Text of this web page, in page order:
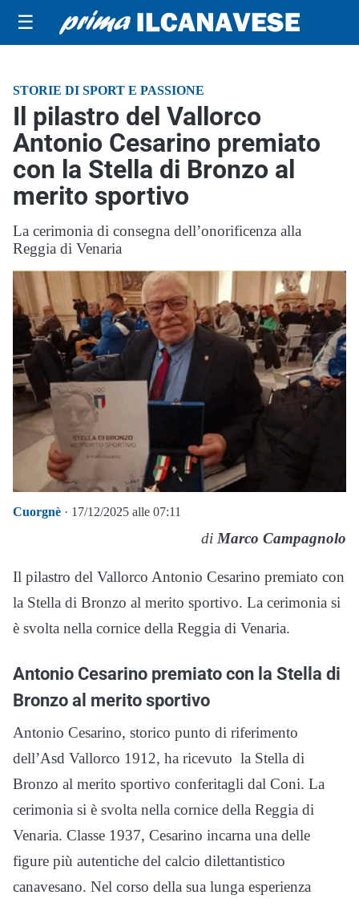
☰
STORIE DI SPORT E PASSIONE
Il pilastro del Vallorco
Antonio Cesarino premiato
con la Stella di Bronzo al
merito sportivo
La cerimonia di consegna dell’onorificenza alla
Reggia di Venaria
Cuorgnè · 17/12/2025 alle 07:11
diMarco Campagnolo
Il pilastro del Vallorco Antonio Cesarino premiato con
la Stella di Bronzo al merito sportivo. La cerimonia si
è svolta nella cornice della Reggia di Venaria.
Antonio Cesarino premiato con la Stella di
Bronzo al merito sportivo
Antonio Cesarino, storico punto di riferimento
dell’Asd Vallorco 1912, ha ricevuto la Stella di
Bronzo al merito sportivo conferitagli dal Coni. La
cerimonia si è svolta nella cornice della Reggia di
Venaria. Classe 1937, Cesarino incarna una delle
figure più autentiche del calcio dilettantistico
canavesano. Nel corso della sua lunga esperienza